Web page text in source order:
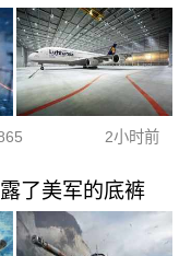
2小时前
了美军的底裤